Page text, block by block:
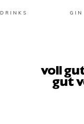
DRINKS GIN